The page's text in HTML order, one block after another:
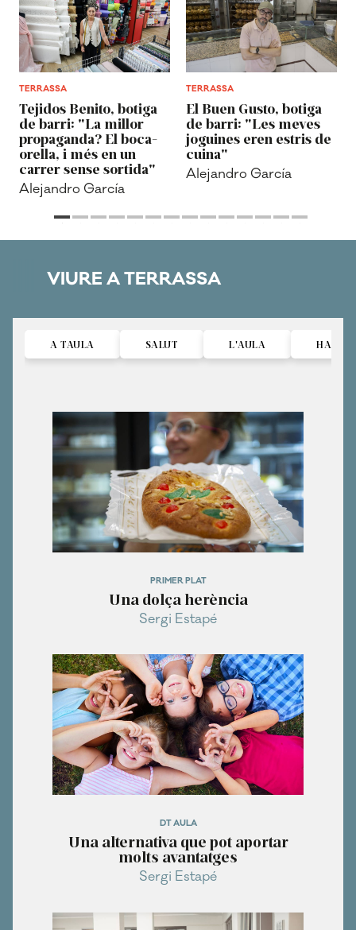
TERRASSA
Tejidos Benito, botiga
de barri: "La millor
propaganda? El boca-
orella, i més en un
carrer sense sortida"
Alejandro García
TERRASSA
El Buen Gusto, botiga
de barri: "Les meves
joguines eren estris de
cuina"
Alejandro García
VIURE A TERRASSA
A TAULA SALUT L'AULA
PRIMER PLAT
Una dolça herència
Sergi Estapé
DT AULA
Una alternativa que pot aportar
molts avantatges
Sergi Estapé